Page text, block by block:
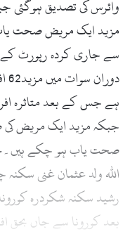
وائرس کی تصدیق ہوگئی
مزید ایک مریض صحت
سے جاری کردہ رپورٹ
رشید سکنہ شکردرہ
بعد کورونا سے جاں بحق افراد کی